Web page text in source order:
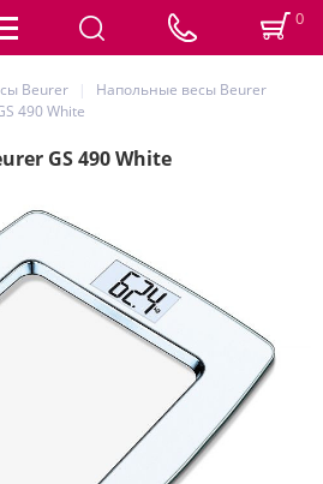
0
Beurer
Напольные весы Beurer
490 White
GS 490 White